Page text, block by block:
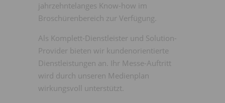
jahrzehntelanges Know-how im
Broschürenbereich zur Verfügung.
Als Komplett-Dienstleister und Solution-
Provider bieten wir kundenorientierte
Dienstleistungen an. Ihr Messe-Auftritt
wird durch unseren Medienplan
wirkungsvoll unterstützt.